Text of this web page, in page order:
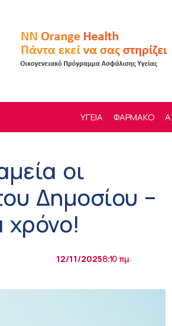
ΥΓΕΙΑ ΦΑΡΜΑΚΟ
οι
Δημοσίου –
12/11/20258:10 πμ